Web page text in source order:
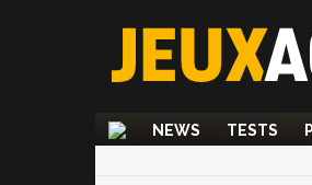
NEWS TESTS